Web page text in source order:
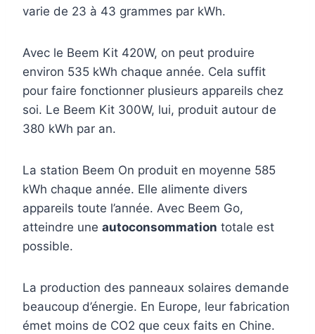
varie de 23 à 43 grammes par kWh.
Avec le Beem Kit 420W, on peut produire
environ 535 kWh chaque année. Cela suffit
pour faire fonctionner plusieurs appareils chez
soi. Le Beem Kit 300W, lui, produit autour de
380 kWh par an.
La station Beem On produit en moyenne 585
kWh chaque année. Elle alimente divers
appareils toute l’année. Avec Beem Go,
atteindre une autoconsommation totale est
possible.
La production des panneaux solaires demande
beaucoup d’énergie. En Europe, leur fabrication
émet moins de CO2 que ceux faits en Chine.